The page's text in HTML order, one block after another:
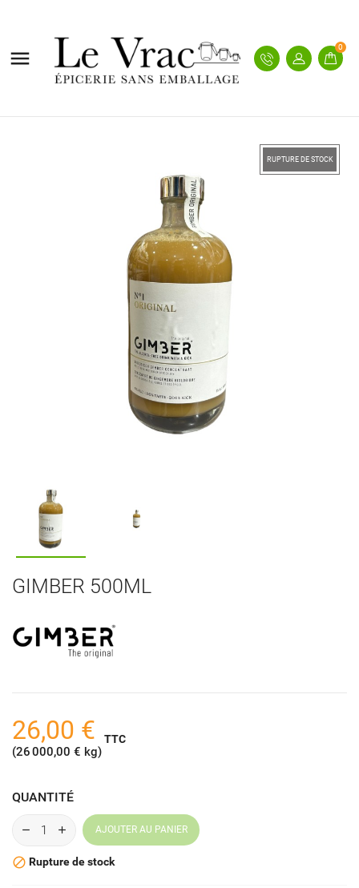
 0
RUPTURE DE STOCK
GIMBER 500ML
26,00 €
(26 000,00 € kg)
TTC
QUANTITÉ
AJOUTER AU PANIER
 Rupture de stock